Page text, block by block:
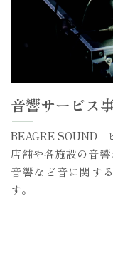
音響サービス
BEAGRE SOUND -
店舗や各施設の音
音響など音に関す
す。